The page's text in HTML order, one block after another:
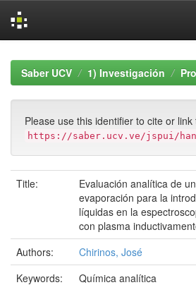
navigationSaber UCV 1) Investigación
Please use this identifier to cite or link
https://saber.ucv.ve/jspui/
Title:
Evaluación analítica de
evaporación para la
líquidas en la
con plasma
Authors:
Chirinos, José
Keywords:
Química analítica